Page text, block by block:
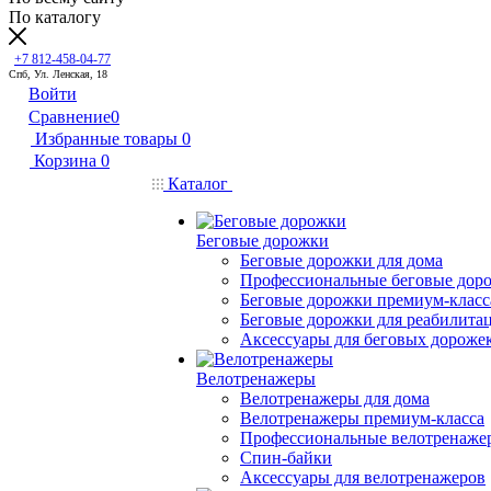
По каталогу
+7 812-458-04-77
Спб, Ул. Ленская, 18
Войти
Сравнение0
Избранные товары 0
Корзина 0
Каталог
Беговые дорожки
Беговые дорожки для дома
Профессиональные беговые
Беговые дорожки премиум-
Беговые дорожки для
Аксессуары для беговых
Велотренажеры
Велотренажеры для дома
Велотренажеры премиум-класса
Профессиональные
Спин-байки
Аксессуары для велотренажеров